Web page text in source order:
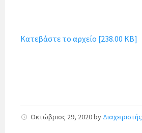
Κατεβάστε το αρχείο [238.00 KB]
Οκτώβριος 29, 2020by Διαχειριστής